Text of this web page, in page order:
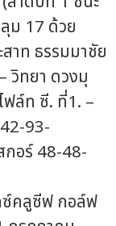
ม 17 ด้วย
าท ธรรมมาชัย
วิทยา ดวงมุ
ล์ท ซี. ที่1. –
93-
อร์ 48-48-
คลูซีฟ กอล์ฟ